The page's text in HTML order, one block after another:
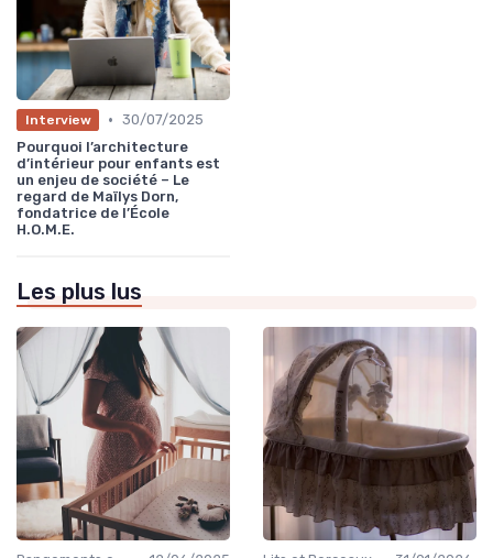
Interview • 30/07/2025
Pourquoi l’architecture
d’intérieur pour enfants est
un enjeu de société – Le
regard de Maïlys Dorn,
fondatrice de l’École
H.O.M.E.
Les plus lus